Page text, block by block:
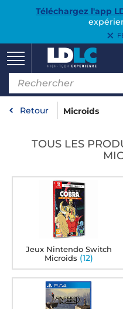
Téléchargez l'app
Retour Microids
TOUS LES
Jeux Nintendo Switch
Microids (12)